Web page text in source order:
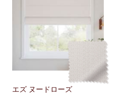
エズ ヌードローズ